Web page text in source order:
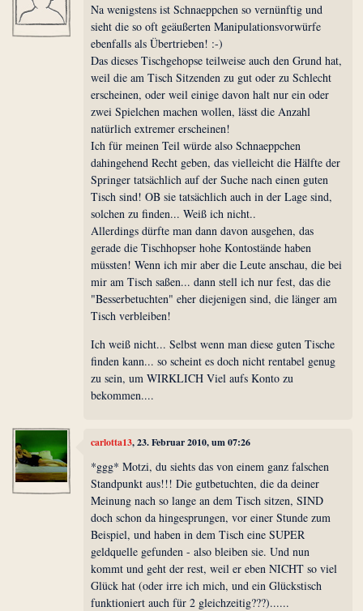
Na wenigstens ist Schnaeppchen so vernünftig und
sieht die so oft geäußerten Manipulationsvorwürfe
ebenfalls als Übertrieben! :-)
Das dieses Tischgehopse teilweise auch den Grund hat,
weil die am Tisch Sitzenden zu gut oder zu Schlecht
erscheinen, oder weil einige davon halt nur ein oder
zwei Spielchen machen wollen, lässt die Anzahl
natürlich extremer erscheinen!
Ich für meinen Teil würde also Schnaeppchen
dahingehend Recht geben, das vielleicht die Hälfte der
Springer tatsächlich auf der Suche nach einen guten
Tisch sind! OB sie tatsächlich auch in der Lage sind,
solchen zu finden... Weiß ich nicht..
Allerdings dürfte man dann davon ausgehen, das
gerade die Tischhopser hohe Kontostände haben
müssten! Wenn ich mir aber die Leute anschau, die bei
mir am Tisch saßen... dann stell ich nur fest, das die
"Besserbetuchten" eher diejenigen sind, die länger am
Tisch verbleiben!
Ich weiß nicht... Selbst wenn man diese guten Tische
finden kann... so scheint es doch nicht rentabel genug
zu sein, um WIRKLICH Viel aufs Konto zu
bekommen....
carlotta13, 23. Februar 2010, um 07:26
*ggg* Motzi, du siehts das von einem ganz falschen
Standpunkt aus!!! Die gutbetuchten, die da deiner
Meinung nach so lange an dem Tisch sitzen, SIND
doch schon da hingesprungen, vor einer Stunde zum
Beispiel, und haben in dem Tisch eine SUPER
geldquelle gefunden - also bleiben sie. Und nun
kommt und geht der rest, weil er eben NICHT so viel
Glück hat (oder irre ich mich, und ein Glückstisch
funktioniert auch für 2 gleichzeitig???)......